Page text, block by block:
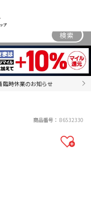
プ
検索
臨時休業のお知らせ
商品番号： 86532330